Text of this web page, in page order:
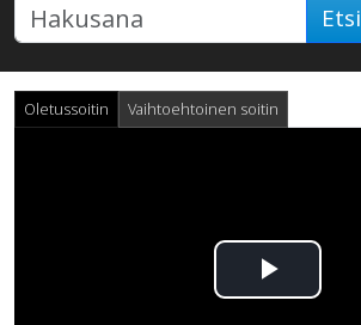
Etsi
Oletussoitin Vaihtoehtoinen soitin
Toista